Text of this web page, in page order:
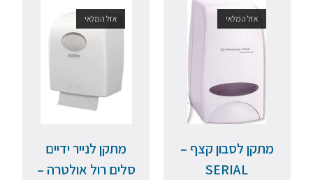
אזל המלאי
מתקן לסבון קצף –
SERIAL
אזל המלאי
מתקן לנייר ידיים
סלים רול אולטרה –